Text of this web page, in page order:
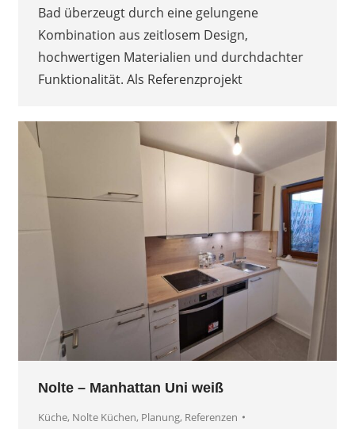
Bad überzeugt durch eine gelungene
Kombination aus zeitlosem Design,
hochwertigen Materialien und durchdachter
Funktionalität. Als Referenzprojekt
Nolte – Manhattan Uni weiß
Küche, Nolte Küchen, Planung, Referenzen